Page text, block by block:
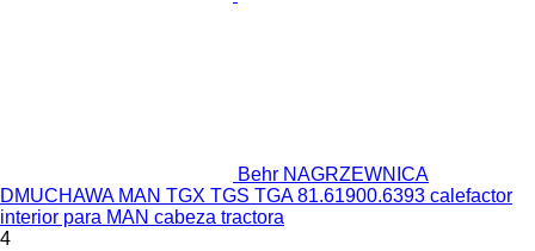
Behr NAGRZEWNICA
DMUCHAWA MAN TGX TGS TGA 81.61900.6393 calefactor
interior para MAN cabeza tractora
4